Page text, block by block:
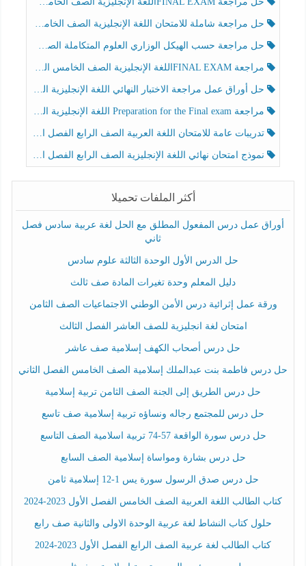
حل مراجعة شاملة للامتحان اللغة الإنجليزية الصف الخامس الفصل الثالث
حل مراجعة حسب الهيكل الوزاري العلوم المتكاملة الصف الخامس عام الفصل الثالث
مراجعة FINAL EXAMاللغة الإنجليزية الصف الخامس الفصل الثالث
حل أوراق عمل مراجعة الاختبار النهائي اللغة الإنجليزية الصف الرابع الفصل الثالث
مراجعة Preparation for the Final exam اللغة الإنجليزية الصف الرابع الفصل الثالث
تدريبات عامة للامتحان اللغة العربية الصف الرابع الفصل الثالث
نموذج امتحان نهائي اللغة الإنجليزية الصف الرابع الفصل الثالث
أكثر الملفات تحميلا
أوراق عمل درس المفعول المطلق مع الحل لغة عربية سادس فصل
ثاني
حل الدرس الأول الوحدة الثالثة علوم سادس
دليل المعلم وحدة تغيرات المادة صف ثالث
ورقة عمل إثرائية درس الأمن الوطني الاجتماعيات الصف الثامن
امتحان لغة انجليزية للصف العاشر الفصل الثالث
حل درس أصحاب الكهف إسلامية صف عاشر
حل درس فاطمة بنت عبدالملك إسلامية الصف الخامس الفصل الثاني
حل درس الطريق إلى الجنة الصف الثامن تربية إسلامية
حل درس للمجتمع رجاله ونساؤه تربية إسلامية صف تاسع
حل درس سورة الواقعة 57-74 تربية اسلامية الصف التاسع
حل درس بشارة ومواساة إسلامية الصف السابع
حل درس صدق الرسول سورة يس 1-12 إسلامية ثامن
كتاب الطالب اللغة العربية الصف الخامس الفصل الأول 2023-2024
حلول كتاب النشاط لغة عربية الوحدة الاولى والثانية صف رابع
كتاب الطالب لغة عربية الصف الرابع الفصل الأول 2023-2024